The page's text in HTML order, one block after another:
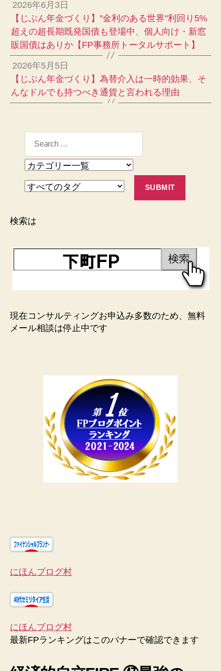
2026年6月3日
【じぶん年金づくり】"金利のある世界"利回り5%
超えの超長期既発国債も登場中、個人向け・新窓
販国債はありか【FP事務所トータルサポート】
2026年5月5日
【じぶん年金づくり】為替介入は一時的効果、そ
んなドルでも持つべき通貨と言われる理由
検索は
現在コンサルティングお申込み多数のため、無料
メール相談は停止中です
にほんブログ村
にほんブログ村
最新FPランキングはこのバナーで確認できます